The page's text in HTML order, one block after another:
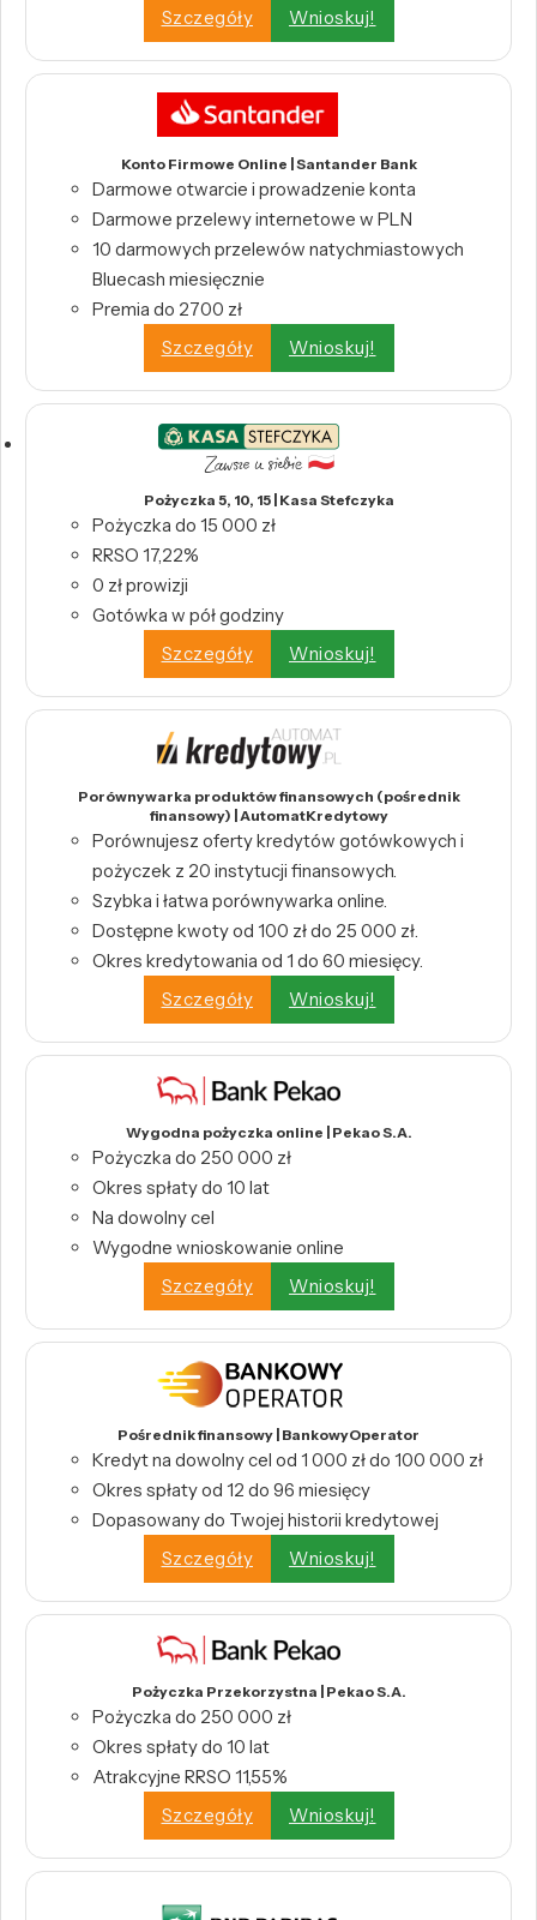
Szczegóły
Wnioskuj!
Konto Firmowe Online | Santander Bank
Darmowe otwarcie i prowadzenie konta
Darmowe przelewy internetowe w PLN
10 darmowych przelewów natychmiastowych
Bluecash miesięcznie
Premia do 2700 zł
Szczegóły
Wnioskuj!
Pożyczka 5, 10, 15 | Kasa Stefczyka
Pożyczka do 15 000 zł
RRSO 17,22%
0 zł prowizji
Gotówka w pół godziny
Szczegóły
Wnioskuj!
Porównywarka produktów finansowych (pośrednik
finansowy) | AutomatKredytowy
Porównujesz oferty kredytów gotówkowych i
pożyczek z 20 instytucji finansowych.
Szybka i łatwa porównywarka online.
Dostępne kwoty od 100 zł do 25 000 zł.
Okres kredytowania od 1 do 60 miesięcy.
Szczegóły
Wnioskuj!
Wygodna pożyczka online | Pekao S.A.
Pożyczka do 250 000 zł
Okres spłaty do 10 lat
Na dowolny cel
Wygodne wnioskowanie online
Szczegóły
Wnioskuj!
Pośrednik finansowy | BankowyOperator
Kredyt na dowolny cel od 1 000 zł do 100 000 zł
Okres spłaty od 12 do 96 miesięcy
Dopasowany do Twojej historii kredytowej
Szczegóły
Wnioskuj!
Pożyczka Przekorzystna | Pekao S.A.
Pożyczka do 250 000 zł
Okres spłaty do 10 lat
Atrakcyjne RRSO 11,55%
Szczegóły
Wnioskuj!